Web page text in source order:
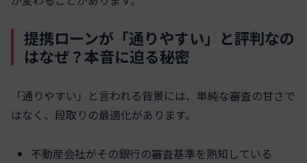
提携ローンが「通りやすい」と評判なの
はなぜ？本音に迫る秘密
「通りやすい」と言われる背景には、単純な審査の甘さで
はなく、段取りの最適化があります。
不動産会社がその銀行の審査基準を熟知している